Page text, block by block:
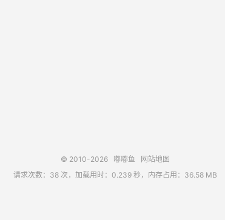
© 2010-2026 嘟嘟鱼
网站地图
请求次数：38 次，加载用时：0.239 秒，内存占用：36.58 MB